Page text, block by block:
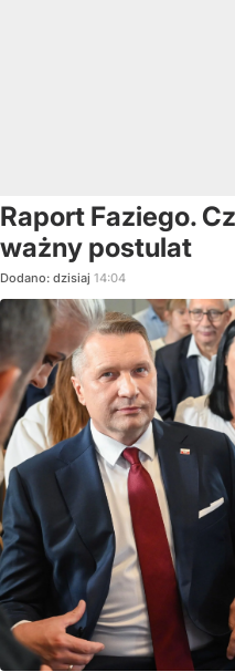
Raport Faziego.
ważny postulat
Dodano: dzisiaj 14:04